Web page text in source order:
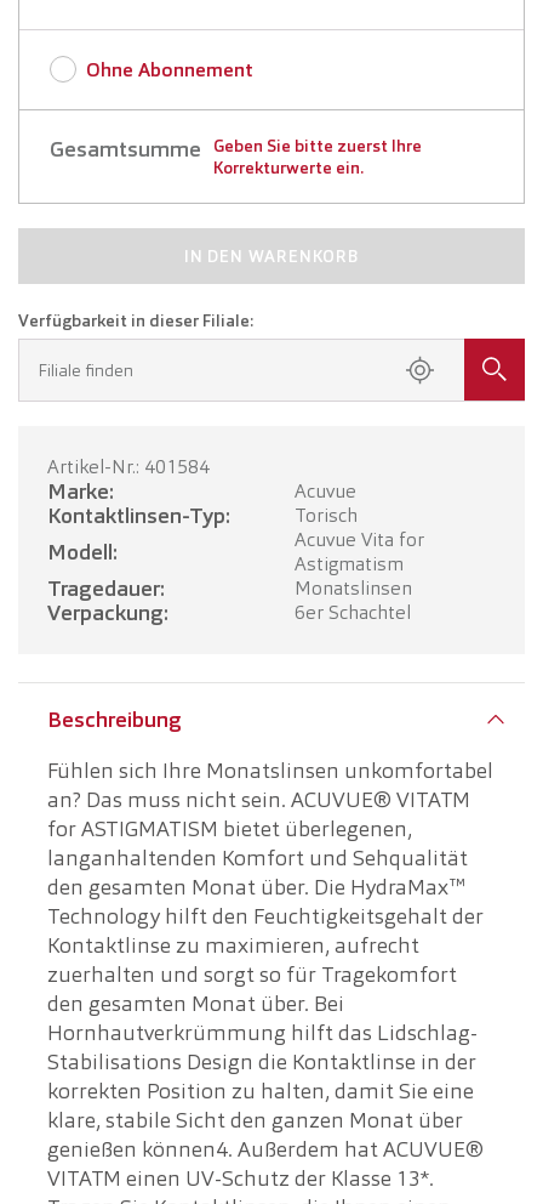
Ohne Abonnement
Gesamtsumme
Geben Sie bitte zuerst Ihre
Korrekturwerte ein.
IN DEN WARENKORB
Verfügbarkeit in dieser Filiale:
Filiale finden
Artikel-Nr.: 401584
Marke: Acuvue
Kontaktlinsen-Typ: Torisch
Modell:
Acuvue Vita for
Astigmatism
Tragedauer: Monatslinsen
Verpackung: 6er Schachtel
Beschreibung
Fühlen sich Ihre Monatslinsen unkomfortabel
an? Das muss nicht sein. ACUVUE® VITATM
for ASTIGMATISM bietet überlegenen,
langanhaltenden Komfort und Sehqualität
den gesamten Monat über. Die HydraMax™
Technology hilft den Feuchtigkeitsgehalt der
Kontaktlinse zu maximieren, aufrecht
zuerhalten und sorgt so für Tragekomfort
den gesamten Monat über. Bei
Hornhautverkrümmung hilft das Lidschlag-
Stabilisations Design die Kontaktlinse in der
korrekten Position zu halten, damit Sie eine
klare, stabile Sicht den ganzen Monat über
genießen können4. Außerdem hat ACUVUE®
VITATM einen UV-Schutz der Klasse 13*.